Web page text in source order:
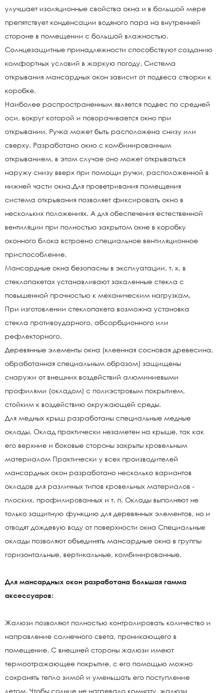
улучшает изоляционные свойства окна и в большой мере
препятствует конденсации водяного пара на внутренней
стороне в помещении с большой влажностью.
Солнцезащитные принадлежности способствуют созданию
комфортных условий в жаркую погоду. Система
открывания мансардных окон зависит от подвеса створки к
коробке.
Наиболее распространенным является подвес по средней
оси, вокруг которой и поворачивается окно при
открывании. Ручка может быть расположена снизу или
сверху. Разработано окно с комбинированным
открыванием, в этом случае оно может открываться
наружу снизу вверх при помощи ручки, расположенной в
нижней части окна.Для проветривания помещения
система открывания позволяет фиксировать окно в
нескольких положениях. А для обеспечения естественной
вентиляции при полностью закрытом окне в коробку
оконного блока встроено специальное вентиляционное
приспособление.
Мансардные окна безопасны в эксплуатации, т. к. в
стеклопакетах устанавливают закаленные стекла с
повышенной прочностью к механическим нагрузкам.
При изготовлении стеклопакета возможна установка
стекла противоударного, абсорбционного или
рефлекторного.
Деревянные элементы окна (клеенная сосновая древесина,
обработанная специальным образом) защищены
снаружи от внешних воздействий алюминиевыми
профилями (окладом) с полиэстровым покрытием,
стойким к воздействию окружающей среды.
Для медных крыш разработаны специальные медные
оклады. Оклад практически незаметен на крыше, так как
его верхние и боковые стороны закрыты кровельным
материалом Практически у всех производителей
мансардных окон разработано несколько вариантов
окладов для различных типов кровельных материалов -
плоских, профилированных и т. п. Оклады выполняют не
только защитную функцию для деревянных элементов, но и
отводят дождевую воду от поверхности окна Специальные
оклады позволяют объединять мансардные окна в группы
горизонтальные, вертикальные, комбинированные.
Для мансардных окон разработана большая гамма
аксессуаров:
Жалюзи позволяют полностью контролировать количество и
направление солнечного света, проникающего в
помещение. С внешней стороны жалюзи имеют
термоотражающее покрытие, с его помощью можно
сохранять тепло зимой и уменьшать его поступление
летом. Чтобы солнце не нагревало комнату, жалюзи